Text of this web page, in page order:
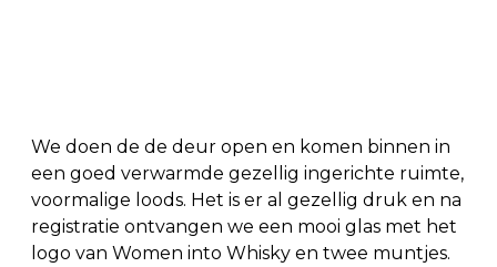
We doen de de deur open en komen binnen in
een goed verwarmde gezellig ingerichte ruimte,
voormalige loods. Het is er al gezellig druk en na
registratie ontvangen we een mooi glas met het
logo van Women into Whisky en twee muntjes.